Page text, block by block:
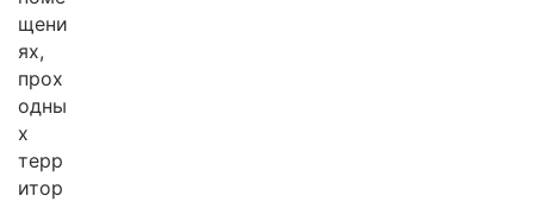
щени
ях,
прох
одны
х
терр
итор